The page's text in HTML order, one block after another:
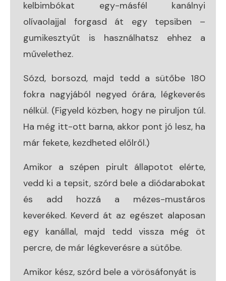
kelbimbókat egy-másfél kanálnyi
olívaolajjal forgasd át egy tepsiben –
gumikesztyűt is használhatsz ehhez a
művelethez.
Sózd, borsozd, majd tedd a sütőbe 180
fokra nagyjából negyed órára, légkeverés
nélkül. (Figyeld közben, hogy ne piruljon túl.
Ha még itt-ott barna, akkor pont jó lesz, ha
már fekete, kezdheted előlről.)
Amikor a szépen pirult állapotot elérte,
vedd ki a tepsit, szórd bele a diódarabokat
és add hozzá a mézes-mustáros
keveréked. Keverd át az egészet alaposan
egy kanállal, majd tedd vissza még öt
percre, de már légkeverésre a sütőbe.
Amikor kész, szórd bele a vörösáfonyát is